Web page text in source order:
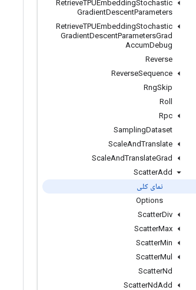
RetrieveTPUEmbeddingStochastic
GradientDescentParameters
RetrieveTPUEmbeddingStochastic
GradientDescentParametersGrad
AccumDebug
Reverse
ReverseSequence
RngSkip
Roll
Rpc
SamplingDataset
ScaleAndTranslate
ScaleAndTranslateGrad
ScatterAdd
نمای کلی
Options
ScatterDiv
ScatterMax
ScatterMin
ScatterMul
ScatterNd
ScatterNdAdd